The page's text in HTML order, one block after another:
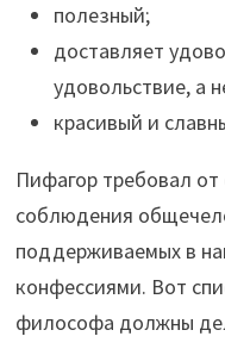
полезный;
доставляет
удовольствие, а
красивый и
Пифагор требовал
соблюдения
поддерживаемых в
конфессиями. Вот
философа должны